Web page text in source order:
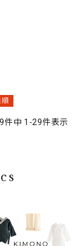
件中 1 -29件表示